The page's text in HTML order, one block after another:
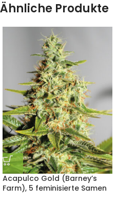
Ähnliche Produkte
Acapulco Gold (Barney’s
Farm), 5 feminisierte Samen